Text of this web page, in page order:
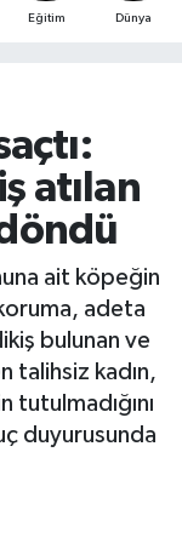
Eğitim Dünya
atılan
ait köpeğin
koruma, adeta
bulunan ve
talihsiz kadın,
duyurusunda
Haritası